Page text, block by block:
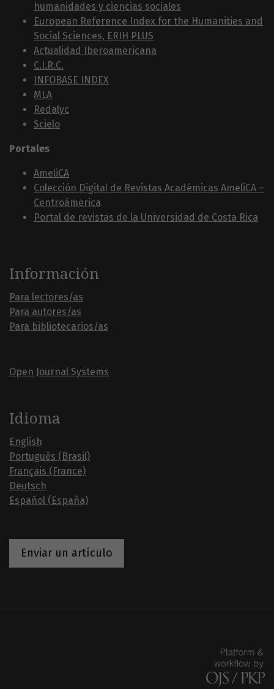
humanidades y ciencias sociales
European Reference Index for the Humanities and
Social Sciences, ERIH PLUS
Actualidad Iberoamericana
C.I.R.C.
INFOBASE INDEX
MLA
Redalyc
Scielo
Portales
AmeliCA
Colección Digital de Revistas Académicas AmeliCA –
Centroámerica
Portal de revistas de la Universidad de Costa Rica
Información
Para lectores/as
Para autores/as
Para bibliotecarios/as
Open Journal Systems
Idioma
English
Português (Brasil)
Français (France)
Deutsch
Español (España)
Enviar un artículo